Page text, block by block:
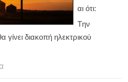
αι ότι:
Tην
διακοπή ηλεκτρικού